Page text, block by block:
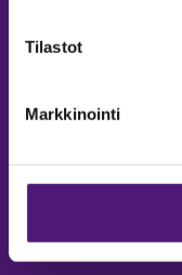
Tilastot
Markkinointi